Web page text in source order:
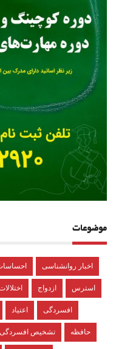
موضوعات
اخبار روانشناسی
ازدواج استرس
اعتیاد افسردگی
تشخیص افسردگی حافظه